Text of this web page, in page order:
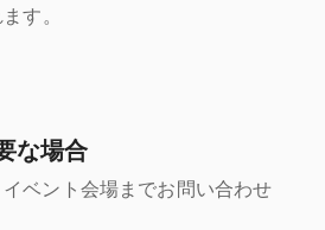
す。
な場合
ベント会場までお問い合わせ